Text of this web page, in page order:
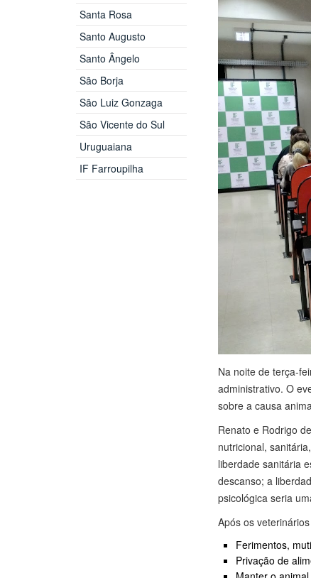
Santa Rosa
Santo Augusto
Santo Ângelo
São Borja
São Luiz Gonzaga
São Vicente do Sul
Uruguaiana
IF Farroupilha
Na noite de terça-
administrativo. O
sobre a causa
Renato e Rodrigo
nutricional,
liberdade sanitária
descanso; a
psicológica seria
Após os
Ferimentos,
Privação de